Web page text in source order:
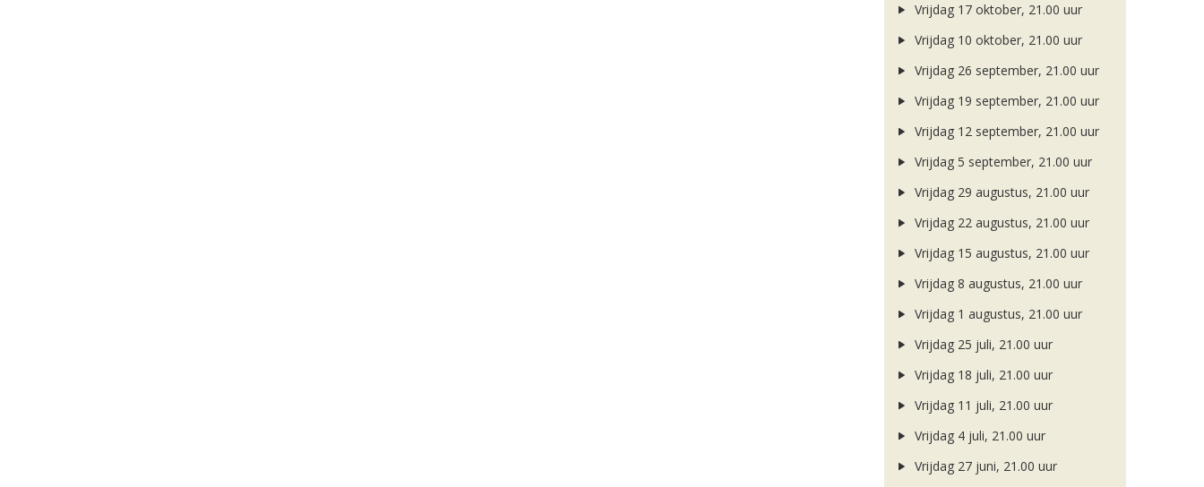
Vrijdag 17 oktober, 21.00 uur
Vrijdag 10 oktober, 21.00 uur
Vrijdag 26 september, 21.00 uur
Vrijdag 19 september, 21.00 uur
Vrijdag 12 september, 21.00 uur
Vrijdag 5 september, 21.00 uur
Vrijdag 29 augustus, 21.00 uur
Vrijdag 22 augustus, 21.00 uur
Vrijdag 15 augustus, 21.00 uur
Vrijdag 8 augustus, 21.00 uur
Vrijdag 1 augustus, 21.00 uur
Vrijdag 25 juli, 21.00 uur
Vrijdag 18 juli, 21.00 uur
Vrijdag 11 juli, 21.00 uur
Vrijdag 4 juli, 21.00 uur
Vrijdag 27 juni, 21.00 uur